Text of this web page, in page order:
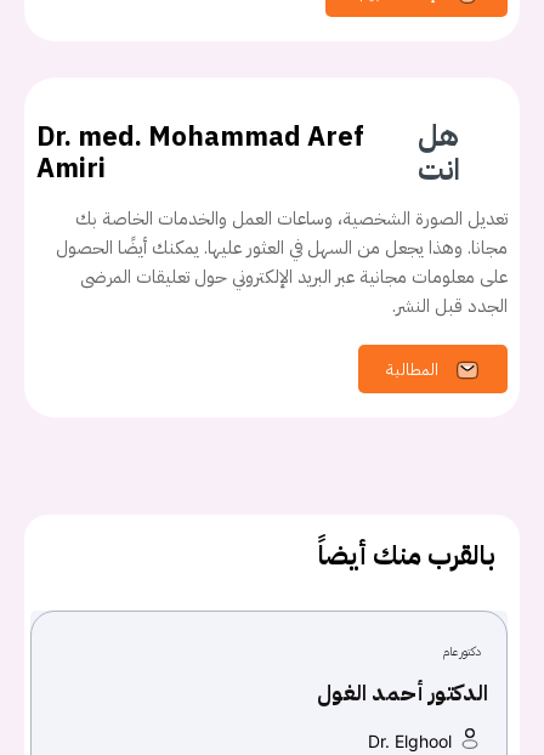
يجب عليك تسجيل الدخول حتى يمكنك طرح سؤال.
هل
انت
Dr. med. Mohammad Aref
Amiri
تعديل الصورة الشخصية، وساعات العمل والخدمات الخاصة بك
مجانا. وهذا يجعل من السهل في العثور عليها. يمكنك أيضًا الحصول
على معلومات مجانية عبر البريد الإلكتروني حول تعليقات المرضى
الجدد قبل النشر.
المطالبة
بالقرب منك أيضاً
دكتور عام
الدكتور أحمد الغول
Dr. Elghool